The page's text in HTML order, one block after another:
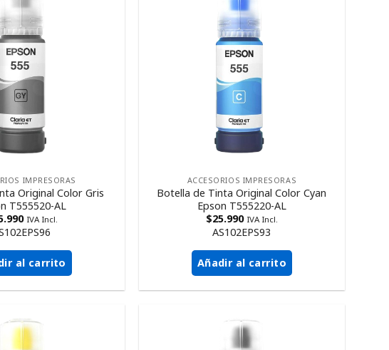
IMPRESORAS
Original Color Gris
T555520-AL
IVA Incl.
al carrito
ACCESORIOS IMPRESORAS
Botella de Tinta Original Color Cyan
Epson T555220-AL
$25.990 IVA Incl.
AS102EPS93
Añadir al carrito